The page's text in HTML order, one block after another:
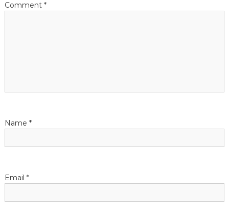
i
o
Comment *
Name *
Email *